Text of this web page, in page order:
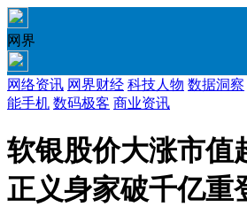
网界
网络资讯 网界财经 科技人物 数据洞察
能手机 数码极客 商业资讯
软银股价大涨市值
正义身家破千亿重